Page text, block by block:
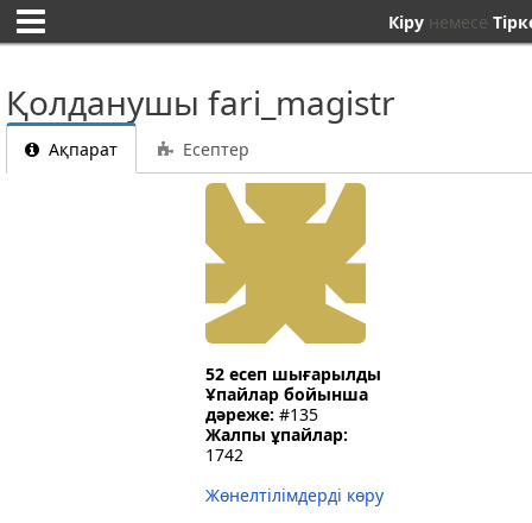
Кіру немесе
Қолданушы fari_magistr
Ақпарат Есептер
52 есеп шығарылды
Ұпайлар бойынша
дәреже: #135
Жалпы ұпайлар:
1742
Жөнелтілімдерді көру